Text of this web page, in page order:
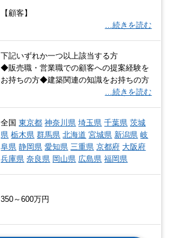
【顧客】
…続きを読む
下記いずれか一つ以上該当する方
◆販売職・営業職での顧客への提案経験を
お持ちの方◆建築関連の知識をお持ちの方
…続きを読む
全国東京都 神奈川県 埼玉県 千葉県 茨城
県 栃木県 群馬県 北海道 宮城県 新潟県 岐
阜県 静岡県 愛知県 三重県 京都府 大阪府
兵庫県 奈良県 岡山県 広島県 福岡県
350～600万円